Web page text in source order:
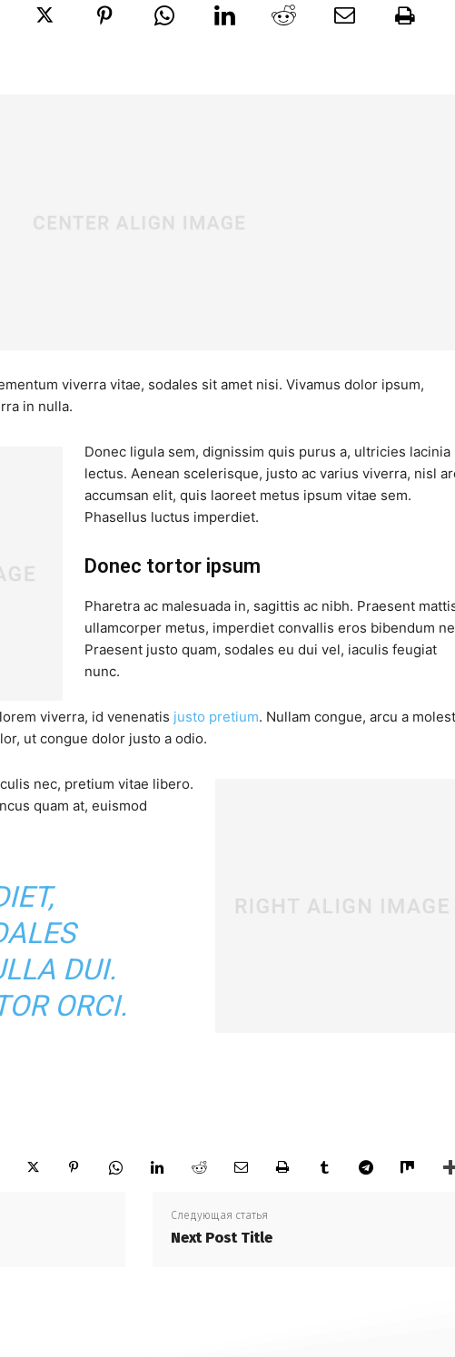
viverra vitae, sodales sit amet nisi. Vivamus dolor ipsum,
in nulla.
Donec ligula sem, dignissim quis purus a, ultricies lacinia
lectus. Aenean scelerisque, justo ac varius viverra, nisl
accumsan elit, quis laoreet metus ipsum vitae sem.
Phasellus luctus imperdiet.
Donec tortor ipsum
Pharetra ac malesuada in, sagittis ac nibh. Praesent
ullamcorper metus, imperdiet convallis eros bibendum
Praesent justo quam, sodales eu dui vel, iaculis feugiat
nunc.
viverra, id venenatis justo pretium. Nullam congue, arcu a
ut congue dolor justo a odio.
nec, pretium vitae libero.
quam at, euismod
DUI.
ORCI.
Следующая статья
Next Post Title